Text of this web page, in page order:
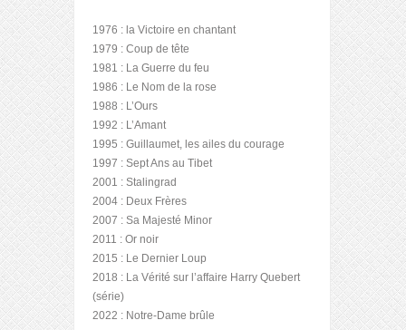
1976 : la Victoire en chantant
1979 : Coup de tête
1981 : La Guerre du feu
1986 : Le Nom de la rose
1988 : L’Ours
1992 : L’Amant
1995 : Guillaumet, les ailes du courage
1997 : Sept Ans au Tibet
2001 : Stalingrad
2004 : Deux Frères
2007 : Sa Majesté Minor
2011 : Or noir
2015 : Le Dernier Loup
2018 : La Vérité sur l’affaire Harry Quebert
(série)
2022 : Notre-Dame brûle